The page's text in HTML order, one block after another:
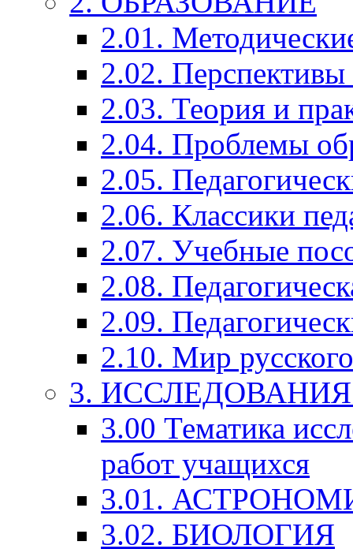
2.01.
2.02. Перспективы
2.03. Теория и
2.04. Проблемы
2.05.
2.06. Классики
2.07. Учебные
2.08.
2.09.
2.10. Мир
3.
3.00 Тематика
работ учащихся
3.01.
3.02. БИОЛОГИЯ